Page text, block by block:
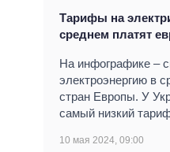
Тарифы на
среднем платят
На инфографике –
электроэнергию в
стран Европы. У
самый низкий
10 мая 2024, 09:00